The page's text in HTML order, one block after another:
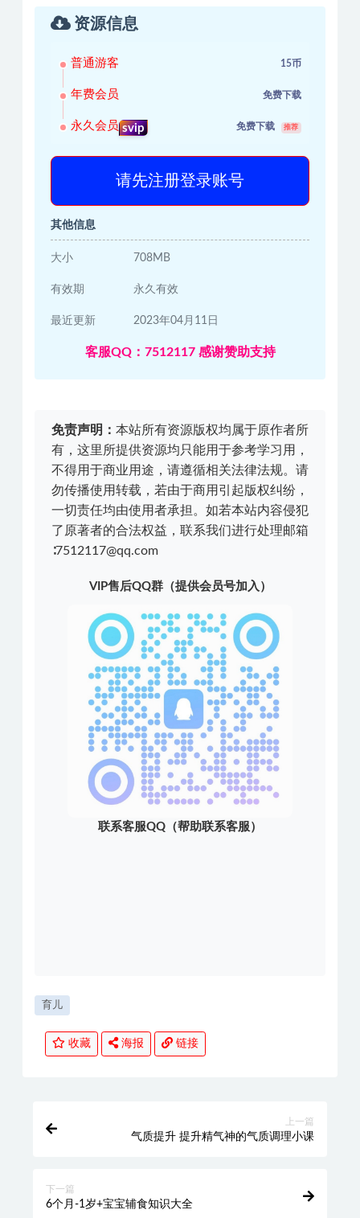
资源信息
普通游客 15币
年费会员 免费下载
永久会员 svip 免费下载 推荐
请先注册登录账号
其他信息
大小 708MB
有效期 永久有效
最近更新 2023年04月11日
客服QQ：7512117 感谢赞助支持
免责声明： 本站所有资源版权均属于原作者所
有，这里所提供资源均只能用于参考学习用，
不得用于商业用途，请遵循相关法律法规。请
勿传播使用转载，若由于商用引起版权纠纷，
一切责任均由使用者承担。如若本站内容侵犯
了原著者的合法权益，联系我们进行处理邮箱
∶7512117@qq.com
VIP售后QQ群（提供会员号加入）
联系客服QQ（帮助联系客服）
海报 链接